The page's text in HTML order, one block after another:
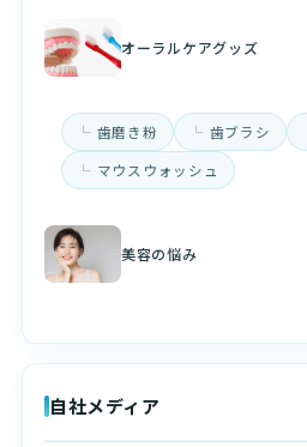
オーラルケアグッズ
歯磨き粉 歯ブラシ
マウスウォッシュ
美容の悩み
自社メディア